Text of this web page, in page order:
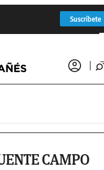
Suscríbete
CAMPO